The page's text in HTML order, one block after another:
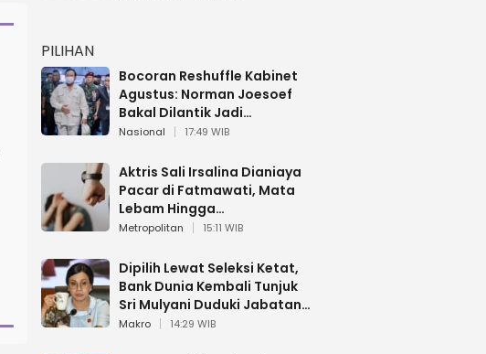
PILIHAN
Bocoran Reshuffle Kabinet
Agustus: Norman Joesoef
Bakal Dilantik Jadi
Wamenhan RI
Nasional 17:49 WIB
Aktris Sali Irsalina Dianiaya
Pacar di Fatmawati, Mata
Lebam Hingga
Diselamatkan Polantas
Metropolitan 15:11 WIB
Dipilih Lewat Seleksi Ketat,
Bank Dunia Kembali Tunjuk
Sri Mulyani Duduki Jabatan
Strategis
Makro 14:29 WIB